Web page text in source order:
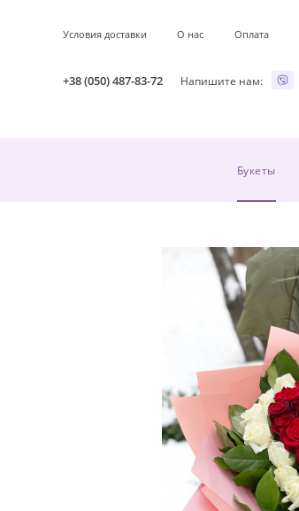
Условия доставки О нас Оплата
+38 (050) 487-83-72 Напишите нам:
Букеты